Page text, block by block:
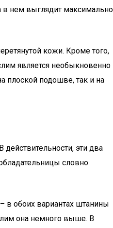
в нем выглядит максимально
кожи. Кроме того,
является необыкновенно
плоской подошве, так и на
эти два
словно
в обоих вариантах штанины
она немного выше. В